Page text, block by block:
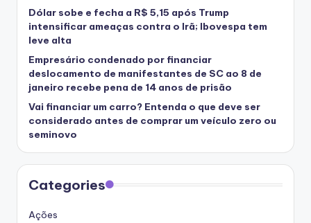
Dólar sobe e fecha a R$ 5,15 após Trump
intensificar ameaças contra o Irã; Ibovespa tem
leve alta
Empresário condenado por financiar
deslocamento de manifestantes de SC ao 8 de
janeiro recebe pena de 14 anos de prisão
Vai financiar um carro? Entenda o que deve ser
considerado antes de comprar um veículo zero ou
seminovo
Categories
Ações